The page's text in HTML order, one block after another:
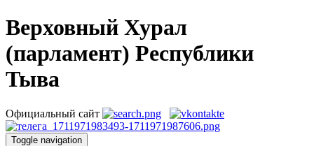
Верховный Хурал
(парламент) Республики
Тыва
Официальный сайт
Toggle navigation